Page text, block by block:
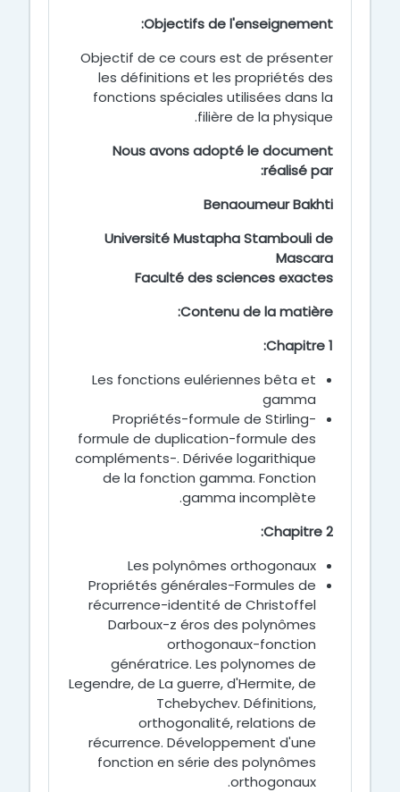
Objectifs de l'enseignement:
Objectif de ce cours est de présenter
les définitions et les propriétés des
fonctions spéciales utilisées dans la
filière de la physique.
Nous avons adopté le document
réalisé par:
Benaoumeur Bakhti
Université Mustapha Stambouli de
Mascara
Faculté des sciences exactes
Contenu de la matière:
Chapitre 1:
Les fonctions eulériennes bêta et
gamma
Propriétés-formule de Stirling-
formule de duplication-formule des
compléments-. Dérivée logarithique
de la fonction gamma. Fonction
gamma incomplète.
Chapitre 2:
Les polynômes orthogonaux
Propriétés générales-Formules de
récurrence-identité de Christoffel
Darboux-z éros des polynômes
orthogonaux-fonction
génératrice. Les polynomes de
Legendre, de La guerre, d'Hermite, de
Tchebychev. Définitions,
orthogonalité, relations de
récurrence. Développement d'une
fonction en série des polynômes
orthogonaux.